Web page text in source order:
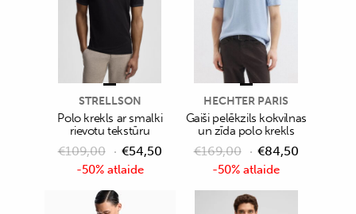
-50% atlaide
STRELLSON
Polo krekls ar smalki
rievotu tekstūru
€109,00 €54,50
-50% atlaide
HECHTER PARIS
Gaiši pelēkzils kokvilnas
un zīda polo krekls
€169,00 €84,50